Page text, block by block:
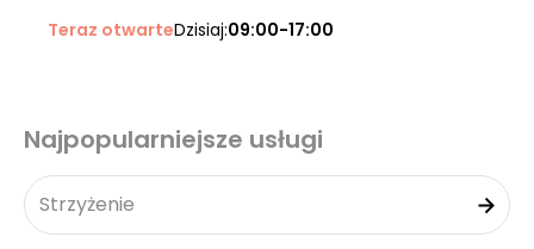
Teraz otwarteDzisiaj:09:00-17:00
Najpopularniejsze usługi
Strzyżenie